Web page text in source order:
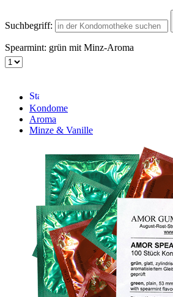
Suchbegriff:
Spearmint: grün mit Minz-Aroma
Kondome
Aroma
Minze & Vanille